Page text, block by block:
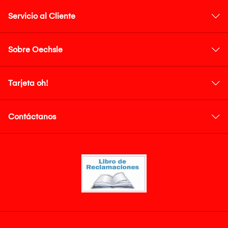
Servicio al Cliente
Sobre Oechsle
Tarjeta oh!
Contáctanos